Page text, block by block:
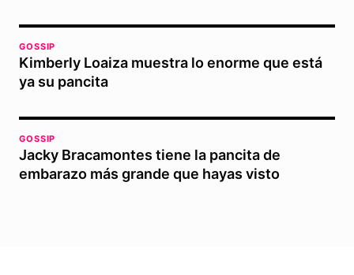
GOSSIP
Kimberly Loaiza muestra lo enorme que está
ya su pancita
GOSSIP
Jacky Bracamontes tiene la pancita de
embarazo más grande que hayas visto